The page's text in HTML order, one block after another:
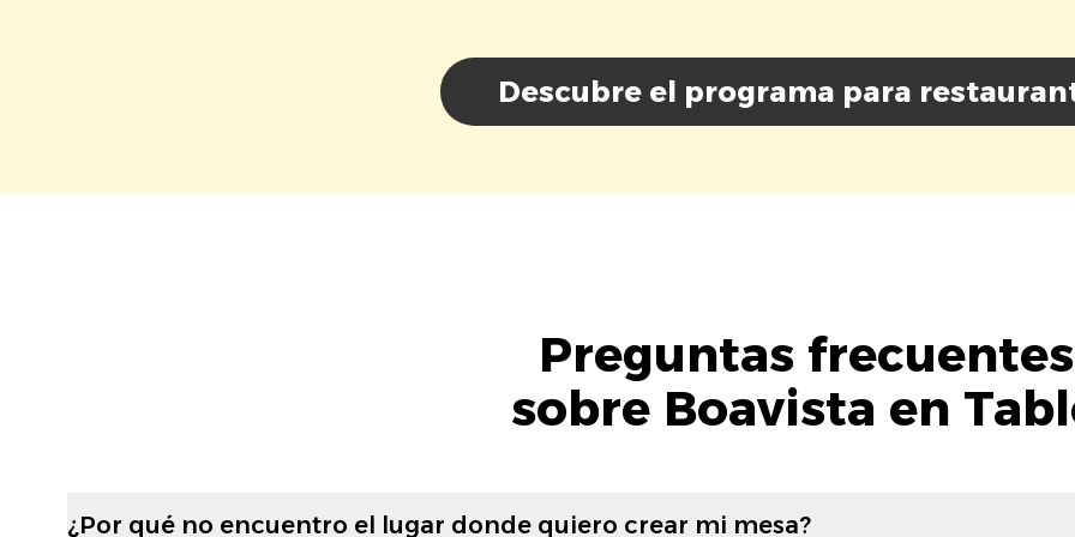
Descubre el programa para
Preguntas frecuentes
sobre Boavista en
¿Por qué no encuentro el lugar donde quiero crear mi mesa?